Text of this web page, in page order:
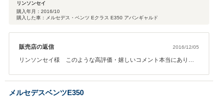
リンソンセイ
購入年月： 2016/10
購入した車：メルセデス・ベンツ Eクラス E350 アバンギャルド
販売店の返信 2016/12/05
リンソンセイ様 このような高評価・嬉しいコメント本当にありが
願い致します。
メルセデスベンツE350